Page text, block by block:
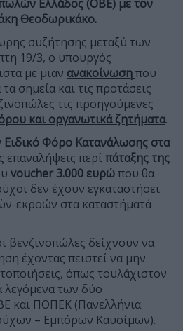
Ελλάδος (ΟΒΕ) με τον
Θεοδωρικάκο.
συζήτησης μεταξύ των
19/3, ο υπουργός
με μιαν ανακοίνωσηπου
σημεία και τις προτάσεις
τις προηγούμενες
και οργανωτικά ζητήματα.
Ειδικό Φόρο Κατανάλωσης στα
επαναλήψεις περίπάταξης της
voucher 3.000 ευρώπου θα
δεν έχουν εγκαταστήσει
εκροών στα καταστήματά
βενζινοπώλες δείχνουν να
έχοντας πειστεί να μην
όπως τουλάχιστον
λεγόμενα των δύο
και ΠΟΠΕΚ (Πανελλήνια
– Εμπόρων Καυσίμων).